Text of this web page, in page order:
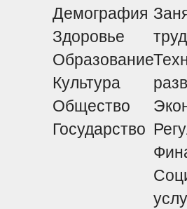
Демография
Здоровье
Образование
Культура
Общество
Государство
труд